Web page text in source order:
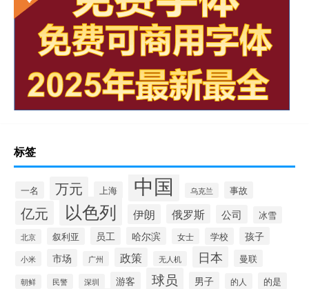
标签
一名 万元 上海 中国 乌克兰 事故
亿元 以色列 伊朗 俄罗斯 公司 冰雪
北京 叙利亚 员工 哈尔滨 女士 学校 孩子
小米 市场 广州 政策 无人机 日本 曼联
朝鲜 民警 深圳 游客 球员 男子 的人 的是